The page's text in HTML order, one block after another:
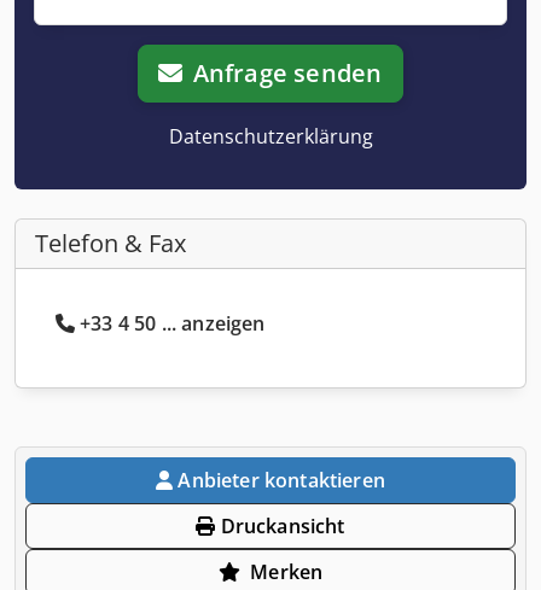
Anfrage senden
Datenschutzerklärung
Telefon & Fax
+33 4 50 ... anzeigen
Anbieter kontaktieren
Druckansicht
Merken